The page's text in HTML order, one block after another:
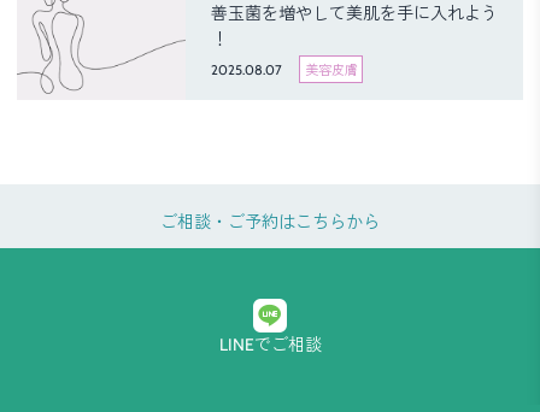
善玉菌を増やして美肌を手に入れよう
！
2025.08.07 美容皮膚
ご相談・ご予約はこちらから
LINEでご相談